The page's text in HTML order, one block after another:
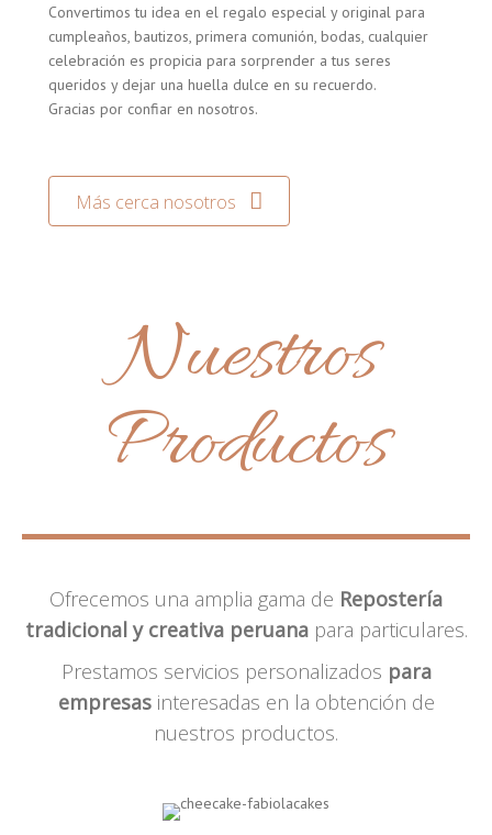
Convertimos tu idea en el regalo especial y original para
cumpleaños, bautizos, primera comunión, bodas, cualquier
celebración es propicia para sorprender a tus seres
queridos y dejar una huella dulce en su recuerdo.
Gracias por confiar en nosotros.
Más cerca nosotros
Nuestros
Productos
Ofrecemos una amplia gama de Repostería
tradicional y creativa peruanapara particulares.
Prestamos servicios personalizados para
empresasinteresadas en la obtención de
nuestros productos.